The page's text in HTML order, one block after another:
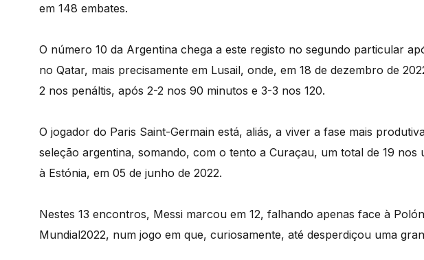
em 148 embates.
O número 10 da Argentina chega a este registo no segundo particular
no Qatar, mais precisamente em Lusail, onde, em 18 de dezembro de
2 nos penáltis, após 2-2 nos 90 minutos e 3-3 nos 120.
O jogador do Paris Saint-Germain está, aliás, a viver a fase mais
seleção argentina, somando, com o tento a Curaçau, um total de 19 nos
à Estónia, em 05 de junho de 2022.
Nestes 13 encontros, Messi marcou em 12, falhando apenas face à
Mundial2022, num jogo em que, curiosamente, até desperdiçou uma